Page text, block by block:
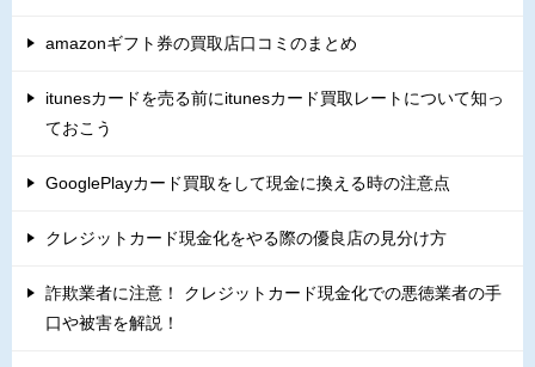
amazonギフト券の買取店口コミのまとめ
itunesカードを売る前にitunesカード買取レートについて知っ
ておこう
GooglePlayカード買取をして現金に換える時の注意点
クレジットカード現金化をやる際の優良店の見分け方
詐欺業者に注意！ クレジットカード現金化での悪徳業者の手
口や被害を解説！